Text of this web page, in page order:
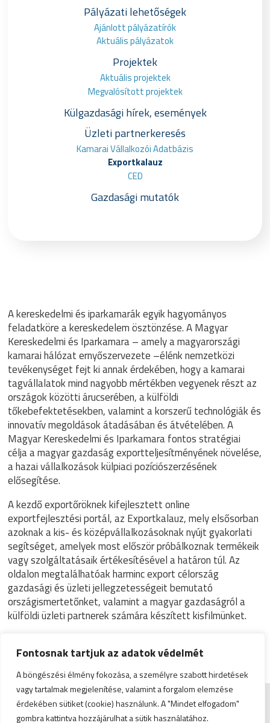
Fontosnak tartjuk az adatok védelmét
A böngészési élmény fokozása, a személyre szabott hirdetések
vagy tartalmak megjelenítése, valamint a forgalom elemzése
érdekében sütiket (cookie) használunk. A "Mindet elfogadom"
gombra kattintva hozzájárulhat a sütik használatához.
Pályázati lehetőségek
Ajánlott pályázatírók
Aktuális pályázatok
Projektek
Aktuális projektek
Megvalósított projektek
Külgazdasági hírek, események
Üzleti partnerkeresés
Kamarai Vállalkozói Adatbázis
Exportkalauz
CED
Gazdasági mutatók
A kereskedelmi és iparkamarák egyik hagyományos
feladatköre a kereskedelem ösztönzése. A Magyar
Kereskedelmi és Iparkamara – amely a magyarországi
kamarai hálózat ernyőszervezete –élénk nemzetközi
tevékenységet fejt ki annak érdekében, hogy a kamarai
tagvállalatok mind nagyobb mértékben vegyenek részt az
országok közötti árucserében, a külföldi
tőkebefektetésekben, valamint a korszerű technológiák és
innovatív megoldások átadásában és átvételében. A
Magyar Kereskedelmi és Iparkamara fontos stratégiai
célja a magyar gazdaság exportteljesítményének növelése,
a hazai vállalkozások külpiaci pozíciószerzésének
elősegítése.
A kezdő exportőröknek kifejlesztett online
exportfejlesztési portál, az Exportkalauz, mely elsősorban
azoknak a kis- és középvállalkozásoknak nyújt gyakorlati
segítséget, amelyek most először próbálkoznak termékeik
vagy szolgáltatásaik értékesítésével a határon túl. Az
oldalon megtalálhatóak harminc export célország
gazdasági és üzleti jellegzetességeit bemutató
országismertetőnket, valamint a magyar gazdaságról a
külföldi üzleti partnerek számára készített kisfilmünket.
Impresszum|Admin